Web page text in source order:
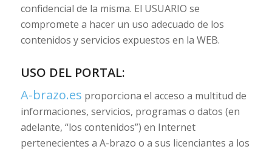
confidencial de la misma. El USUARIO se
compromete a hacer un uso adecuado de los
contenidos y servicios expuestos en la WEB.
USO DEL PORTAL:
A-brazo.es proporciona el acceso a multitud de
informaciones, servicios, programas o datos (en
adelante, “los contenidos”) en Internet
pertenecientes a A-brazo o a sus licenciantes a los